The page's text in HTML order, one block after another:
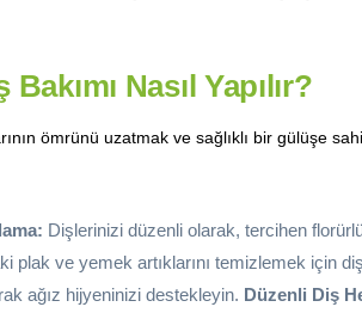
Nasıl Yapılır?
ömrünü uzatmak ve sağlıklı bir gülüşe
Dişlerinizi düzenli olarak, tercihen
plak ve yemek artıklarını temizlemek için
ağız hijyeninizi destekleyin. Düzenli Diş